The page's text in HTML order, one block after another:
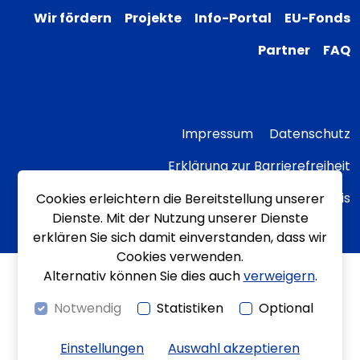
Wir fördern Projekte Info-Portal
EU-Fonds
Partner
FAQ
Impressum
Datenschutz
Erklärung zur Barrierefreiheit
Transparenzhinweis
Cookies erleichtern die Bereitstellung unserer
Dienste. Mit der Nutzung unserer Dienste
erklären Sie sich damit einverstanden, dass wir
Cookies verwenden.
Alternativ können Sie dies auchverweigern.
Notwendig
Statistiken Optional
Einstellungen Auswahl akzeptieren